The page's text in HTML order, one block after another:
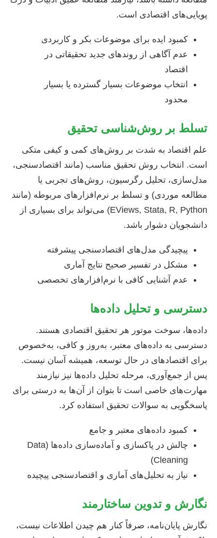
پویایی‌های اقتصادی است.
کمبود ایده برای موضوعات بکر و کاربردی
عدم آگاهی از روندهای جدید تحقیقاتی در
اقتصاد
انتخاب موضوعات بسیار گسترده یا بسیار
محدود
تسلط بر روش‌شناسی تحقیق
علم اقتصاد به شدت بر روش‌های کمی و کیفی متکی
است. انتخاب روش تحقیق مناسب (مانند اقتصادسنجی،
مدل‌سازی، تحلیل رگرسیون، روش‌های تجربی یا
مطالعه موردی) و تسلط بر نرم‌افزارهای مربوطه (مانند
EViews, Stata, R, Python) می‌تواند برای بسیاری از
دانشجویان دشوار باشد.
پیچیدگی مدل‌های اقتصادسنجی پیشرفته
مشکل در تفسیر صحیح نتایج آماری
عدم آشنایی کافی با نرم‌افزارهای تخصصی
دسترسی و تحلیل داده‌ها
داده‌ها، سوخت موتور هر تحقیق اقتصادی هستند.
دسترسی به داده‌های معتبر، به‌روز و کافی، به‌خصوص
برای اقتصادهای در حال توسعه، همیشه آسان نیست.
پس از جمع‌آوری، مرحله تحلیل داده‌ها نیز نیازمند
مهارت‌های خاصی است تا بتوان از آن‌ها به درستی برای
پاسخگویی به سوالات تحقیق استفاده کرد.
کمبود داده‌های معتبر و جامع
چالش در پاکسازی و آماده‌سازی داده‌ها (Data
Cleaning)
نیاز به تحلیل‌های آماری و اقتصادسنجی پیچیده
نگارش و تدوین ساختارمند
نگارش پایان‌نامه، صرفاً کنار هم چیدن اطلاعات نیست،